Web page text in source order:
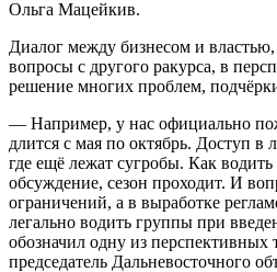
Ольга Мацейкив.
Диалог между бизнесом и властью,
вопросы с другого ракурса, в
решение многих проблем,
— Например, у нас официально
длится с мая по октябрь. Доступ в
где ещё лежат сугробы. Как
обсуждение, сезон проходит. И
ограничений, а в выработке
легально водить группы при
обозначил одну из перспективных
председатель Дальневосточного